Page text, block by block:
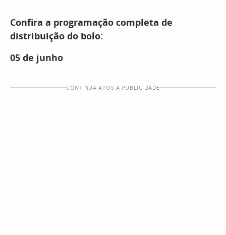
Confira a programação completa de
distribuição do bolo:
05 de junho
CONTINUA APÓS A PUBLICIDADE